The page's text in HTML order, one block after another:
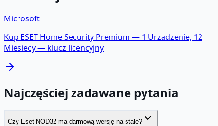
Microsoft
Kup ESET Home Security Premium — 1 Urzadzenie, 12
Miesiecy— klucz licencyjny
Najczęściej zadawane pytania
Czy Eset NOD32 ma darmową wersję na stałe?